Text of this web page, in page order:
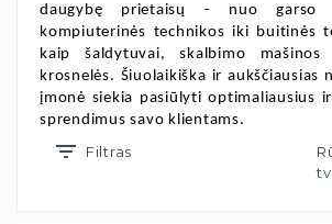
daugybę prietaisų - nuo
kompiuterinės technikos iki buitinės
kaip šaldytuvai, skalbimo mašinos
krosnelės. Šiuolaikiška ir aukščiausias
įmonė siekia pasiūlyti optimaliausius
sprendimus savo klientams.
Filtras